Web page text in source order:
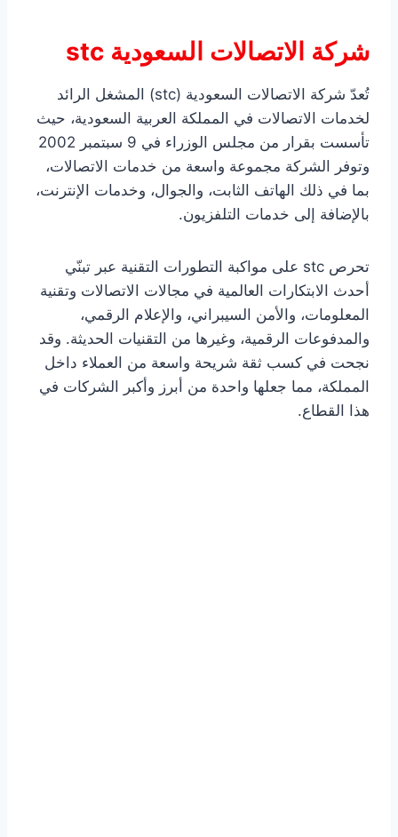
شركة الاتصالات السعودية stc
تُعدّ شركة الاتصالات السعودية (stc) المشغل الرائد
لخدمات الاتصالات في المملكة العربية السعودية، حيث
تأسست بقرار من مجلس الوزراء في 9 سبتمبر 2002
وتوفر الشركة مجموعة واسعة من خدمات الاتصالات،
بما في ذلك الهاتف الثابت، والجوال، وخدمات الإنترنت،
بالإضافة إلى خدمات التلفزيون.
تحرص stc على مواكبة التطورات التقنية عبر تبنّي
أحدث الابتكارات العالمية في مجالات الاتصالات وتقنية
المعلومات، والأمن السيبراني، والإعلام الرقمي،
والمدفوعات الرقمية، وغيرها من التقنيات الحديثة. وقد
نجحت في كسب ثقة شريحة واسعة من العملاء داخل
المملكة، مما جعلها واحدة من أبرز وأكبر الشركات في
هذا القطاع.